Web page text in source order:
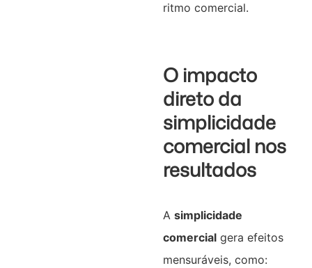
ritmo comercial.
O impacto
direto da
simplicidade
comercial nos
resultados
A simplicidade
comercialgera efeitos
mensuráveis, como: